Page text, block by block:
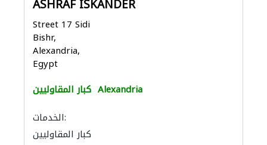
ASHRAF ISKANDER
Street 17 Sidi
Bishr,
Alexandria,
Egypt
كبار المقاوليين Alexandria
الخدمات:
كبار المقاوليين